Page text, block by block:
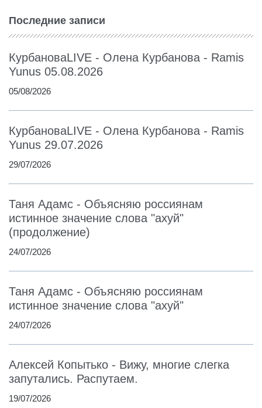
Последние записи
КурбановаLIVE - Олена Курбанова - Ramis
Yunus 05.08.2026
05/08/2026
КурбановаLIVE - Олена Курбанова - Ramis
Yunus 29.07.2026
29/07/2026
Таня Адамс - Объясняю россиянам
истинное значение слова "ахуй"
(продолжение)
24/07/2026
Таня Адамс - Объясняю россиянам
истинное значение слова "ахуй"
24/07/2026
Алексей Копытько - Вижу, многие слегка
запутались. Распутаем.
19/07/2026